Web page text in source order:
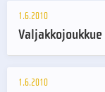
1.6.2010
1.6.2010